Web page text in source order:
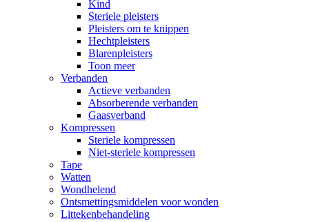
Kind
Steriele pleisters
Pleisters om te knippen
Hechtpleisters
Blarenpleisters
Toon meer
Verbanden
Actieve verbanden
Absorberende verbanden
Gaasverband
Kompressen
Steriele kompressen
Niet-steriele kompressen
Tape
Watten
Wondhelend
Ontsmettingsmiddelen voor wonden
Littekenbehandeling